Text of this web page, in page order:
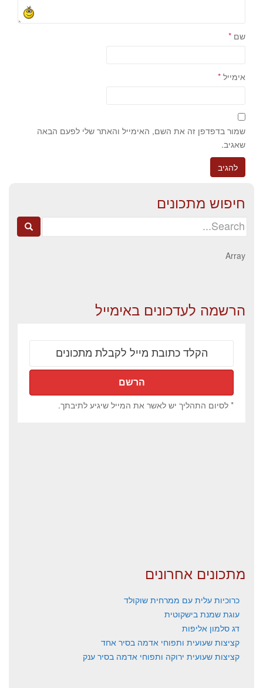
שם *
אימייל *
שמור בדפדפן זה את השם, האימייל והאתר שלי לפעם הבאה
שאגיב.
חיפוש מתכונים
Search
Array
הרשמה לעדכונים באימייל
* לסיום התהליך יש לאשר את המייל שיגיע לתיבתך.
מתכונים אחרונים
כרוכיות עלית עם ממרחית שוקולד
עוגת שמנת בישקוטית
דג סלמון אליפות
קציצות שעועית ותפוחי אדמה בסיר אחד
קציצות שעועית ירוקה ותפוחי אדמה בסיר ענק